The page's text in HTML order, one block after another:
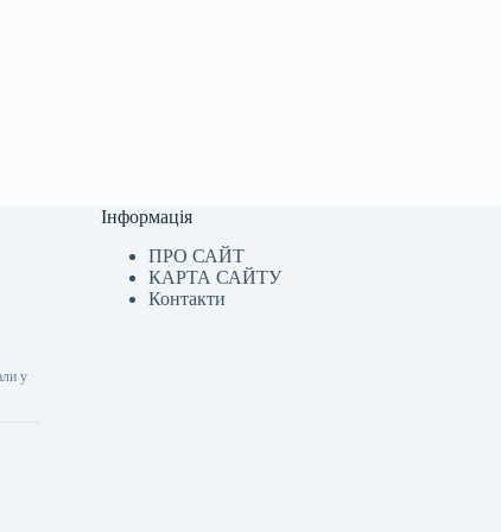
у
Інформація
ПРО САЙТ
КАРТА САЙТУ
Контакти